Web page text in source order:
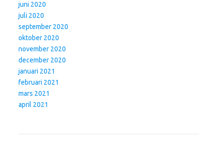
juni 2020
juli 2020
september 2020
oktober 2020
november 2020
december 2020
januari 2021
februari 2021
mars 2021
april 2021